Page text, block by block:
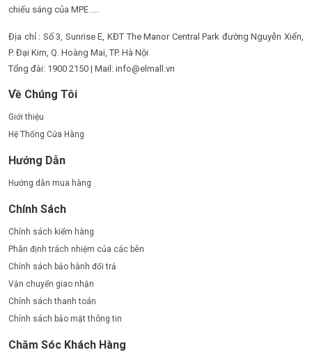
chiếu sáng của MPE ....
Địa chỉ : Số 3, Sunrise E, KĐT The Manor Central Park đường Nguyễn Xiển,
P. Đại Kim, Q. Hoàng Mai, TP. Hà Nội
Tổng đài: 1900 2150 | Mail: info@elmall.vn
Về Chúng Tôi
Giới thiệu
Hệ Thống Cửa Hàng
Hướng Dẫn
Hướng dẫn mua hàng
Chính Sách
Chính sách kiểm hàng
Phân định trách nhiệm của các bên
Chính sách bảo hành đổi trả
Vận chuyển giao nhận
Chính sách thanh toán
Chính sách bảo mật thông tin
Chăm Sóc Khách Hàng